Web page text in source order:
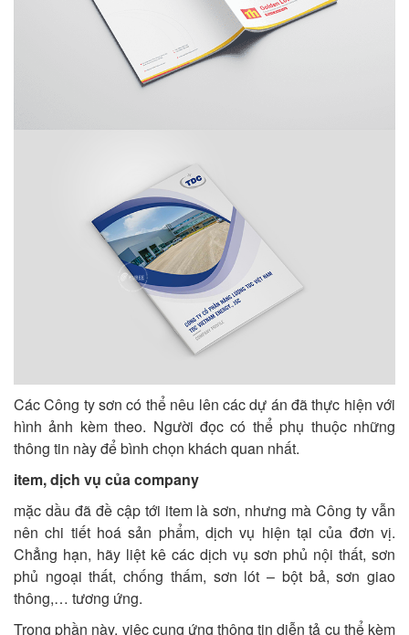
Các Công ty sơn có thể nêu lên các dự án đã thực hiện với
hình ảnh kèm theo. Người đọc có thể phụ thuộc những
thông tin này để bình chọn khách quan nhất.
item, dịch vụ của company
mặc dầu đã đề cập tới item là sơn, nhưng mà Công ty vẫn
nên chi tiết hoá sản phẩm, dịch vụ hiện tại của đơn vị.
Chẳng hạn, hãy liệt kê các dịch vụ sơn phủ nội thất, sơn
phủ ngoại thất, chống thấm, sơn lót – bột bả, sơn giao
thông,… tương ứng.
Trong phần này, việc cung ứng thông tin diễn tả cụ thể kèm